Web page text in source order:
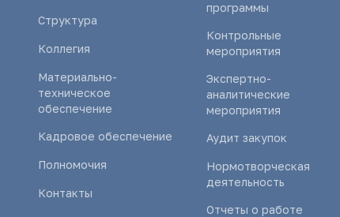
Структура
Коллегия
Материально-
техническое
обеспечение
Кадровое обеспечение
Полномочия
Контакты
программы
Контрольные
мероприятия
Экспертно-
аналитические
мероприятия
Аудит закупок
Нормотворческая
деятельность
Отчеты о работе